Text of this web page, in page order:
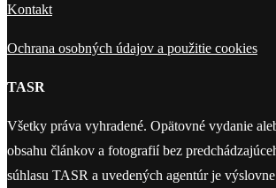
Kontakt
Ochrana osobných údajov a použitie cookies
TASR
Všetky práva vyhradené. Opätovné vydanie
obsahu článkov a fotografií bez
súhlasu TASR a uvedených agentúr je výslovne